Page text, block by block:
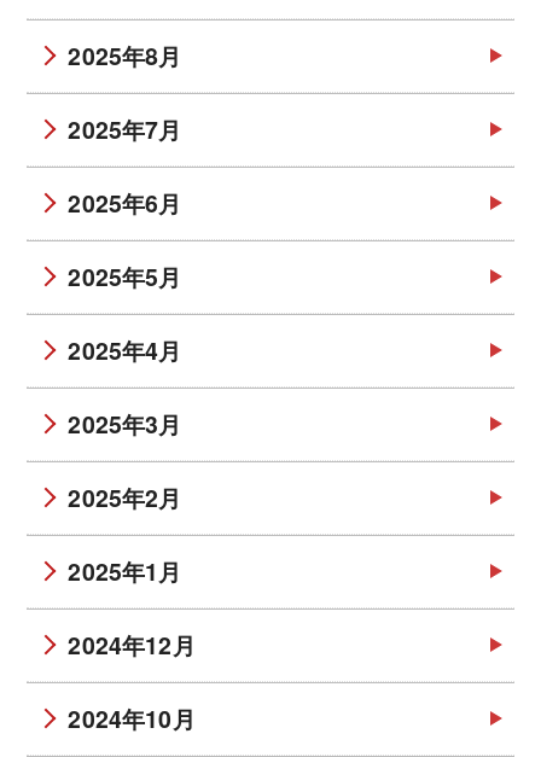
2025年8月
2025年7月
2025年6月
2025年5月
2025年4月
2025年3月
2025年2月
2025年1月
2024年12月
2024年10月